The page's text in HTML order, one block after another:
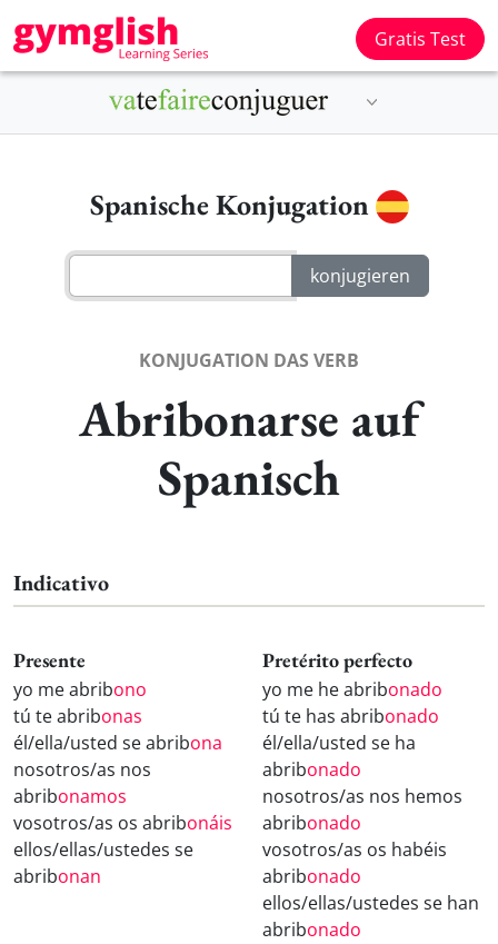
Gratis Test
Spanische Konjugation
KONJUGATION DAS VERB
Abribonarse auf
Spanisch
Indicativo
Presente
yo me abribono
tú te abribonas
él/ella/usted se abribona
nosotros/as nos
abribonamos
vosotros/as os abribonáis
ellos/ellas/ustedes se
abribonan
Pretérito perfecto
yo me he abribonado
tú te has abribonado
él/ella/usted se ha
abribonado
nosotros/as nos hemos
abribonado
vosotros/as os habéis
abribonado
ellos/ellas/ustedes se han
abribonado